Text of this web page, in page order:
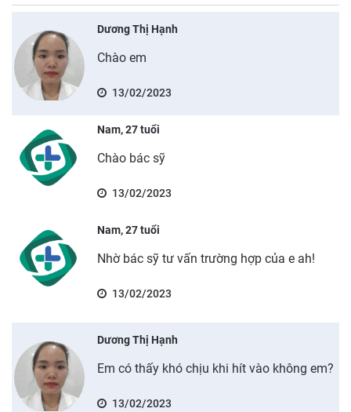
Dương Thị Hạnh
Chào em
13/02/2023
Nam, 27 tuổi
Chào bác sỹ
13/02/2023
Nam, 27 tuổi
Nhờ bác sỹ tư vấn trường hợp của e ah!
13/02/2023
Dương Thị Hạnh
Em có thấy khó chịu khi hít vào không em?
13/02/2023